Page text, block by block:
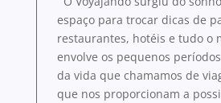
espaço para trocar dicas de
restaurantes, hotéis e tudo o
envolve os pequenos
da vida que chamamos de
que nos proporcionam a